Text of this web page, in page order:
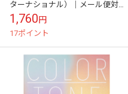
ターナショナル）｜メール便対
応｜｜
1,760円
17ポイント